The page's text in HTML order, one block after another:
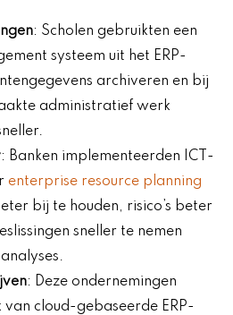
: Scholen gebruikten een
systeem uit het ERP-
archiveren en bij
administratief werk
: Banken implementeerden ICT-
enterprise resource planning
bij te houden, risico’s beter
sneller te nemen
: Deze ondernemingen
cloud-gebaseerde ERP-